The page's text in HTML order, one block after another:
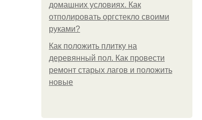
домашних условиях. Как
отполировать оргстекло своими
руками?
Как положить плитку на
деревянный пол. Как провести
ремонт старых лагов и положить
новые